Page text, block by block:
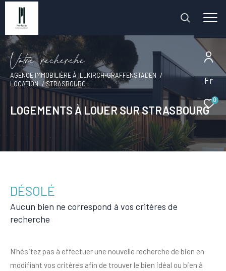
Fr
0
Votre recherche
AGENCE IMMOBILIÈRE À ILLKIRCH-GRAFFENSTADEN
LOCATION
STRASBOURG
LOGEMENTS À LOUER SUR STRASBOURG
DÉSOLÉ
Aucun bien ne correspond à vos critères de
recherche
N'hésitez pas à effectuer une nouvelle recherche de bien en
modifiant vos critères afin de trouver le bien idéal ou bien à